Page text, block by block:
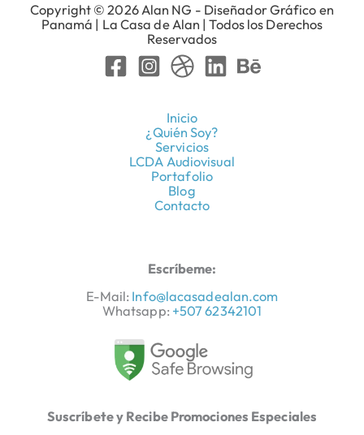
Copyright © 2026 Alan NG - Diseñador Gráfico en
Panamá | La Casa de Alan | Todos los Derechos
Reservados
Inicio
¿Quién Soy?
Servicios
LCDA Audiovisual
Portafolio
Blog
Contacto
Escríbeme:
E-Mail: Info@lacasadealan.com
Whatsapp: +507 62342101
Suscríbete y Recibe Promociones Especiales